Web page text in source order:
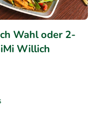
Wahl oder 2-
Willich